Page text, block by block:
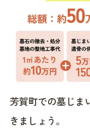
芳賀町での墓じま
きましょう。